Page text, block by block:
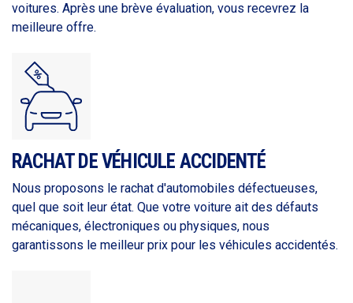
voitures. Après une brève évaluation, vous recevrez la
meilleure offre.
RACHAT DE VÉHICULE ACCIDENTÉ
Nous proposons le rachat d'automobiles défectueuses,
quel que soit leur état. Que votre voiture ait des défauts
mécaniques, électroniques ou physiques, nous
garantissons le meilleur prix pour les véhicules accidentés.